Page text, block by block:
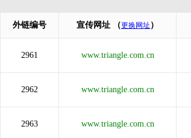
外链编号 宣传网址 （更换网址 ）
2961 www.triangle.com.cn
2962 www.triangle.com.cn
2963 www.triangle.com.cn